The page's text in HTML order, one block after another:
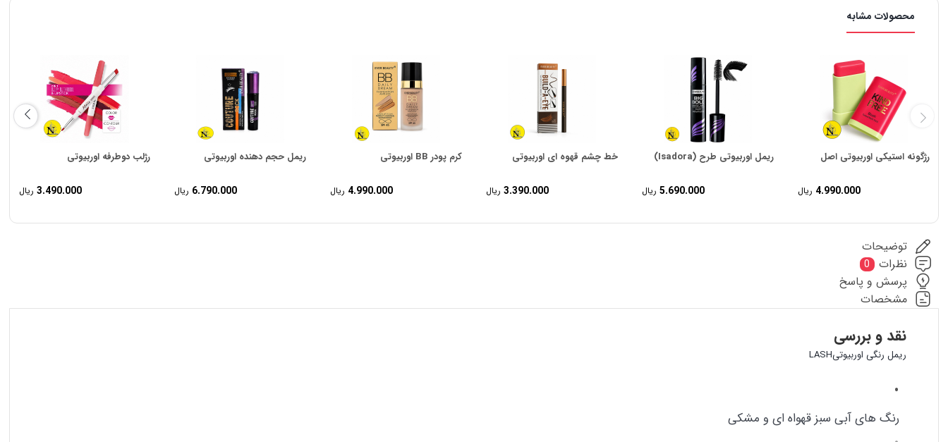
محصولات مشابه
رژگونه استیکی اوربیوتی اصل
4.990.000 ریال
ریمل اوربیوتی طرح (Isadora)
5.690.000 ریال
خط چشم قهوه ای اوربیوتی
3.390.000 ریال
کرم پودر BB اوربیوتی
4.990.000 ریال
ریمل حجم دهنده اوربیوتی
6.790.000 ریال
رژلب دوطرفه اوربیوتی
3.490.000 ریال
توضیحات
نظرات
0
پرسش و پاسخ
مشخصات
نقد و بررسی
ریمل رنگی اوربیوتیLASH
رنگ های آبی سبز قهواه ای و مشکی